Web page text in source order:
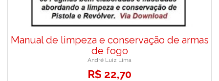
Manual de limpeza e conservação de armas
de fogo
André Luiz Lima
R$ 22,70